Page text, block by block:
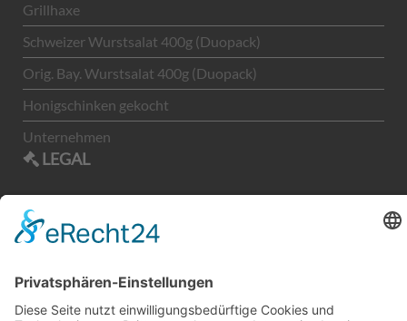
Grillhaxe
Schweizer Wurstsalat 400g (Duopack)
Orig. Bay. Wurstsalat 400g (Duopack)
Honigschinken gekocht
Unternehmen
LEGAL
Kontakt
Impressum
Datenschutz
AGBs